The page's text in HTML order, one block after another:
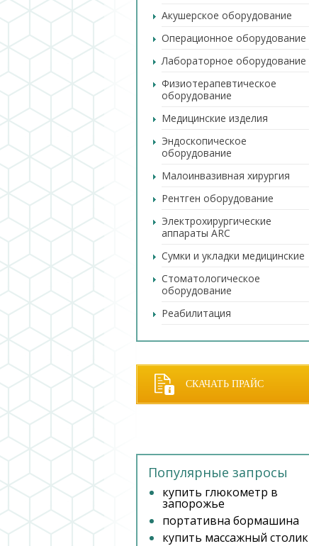
Акушерское оборудование
Операционное оборудование
Лабораторное оборудование
Физиотерапевтическое
оборудование
Медицинские изделия
Эндоскопическое
оборудование
Малоинвазивная хирургия
Рентген оборудование
Электрохирургические
аппараты ARC
Сумки и укладки медицинские
Стоматологическое
оборудование
Реабилитация
СКАЧАТЬ ПРАЙС
Популярные запросы
купить глюкометр в
запорожье
портативна бормашина
купить массажный столик